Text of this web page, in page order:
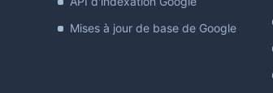
Mises à jour de base de Google